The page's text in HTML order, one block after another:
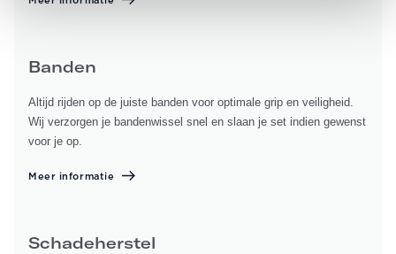
Banden
Altijd rijden op de juiste banden voor optimale grip en veiligheid.
Wij verzorgen je bandenwissel snel en slaan je set indien gewenst
voor je op.
Meer informatie
Schadeherstel